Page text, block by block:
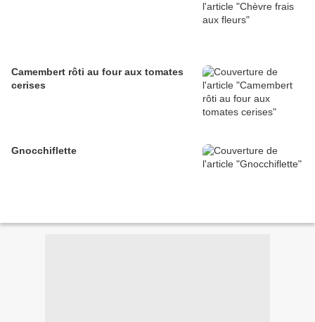
Camembert rôti au four aux tomates
cerises
Gnocchiflette